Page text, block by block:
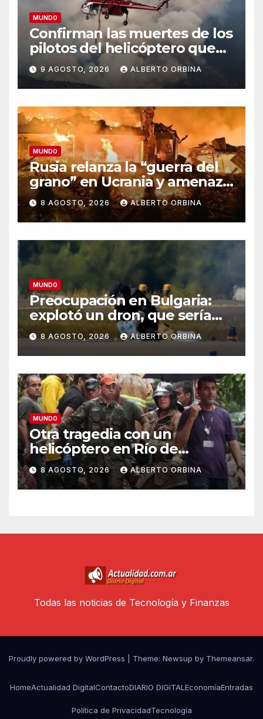
MUNDO
Confirman las muertes de los
pilotos del helicóptero que
quedó atrapado en medio
del incendio forestal, tras
estrellarse en Utah
9 AGOSTO, 2026 ALBERTO ORBINA
MUNDO
Rusia relanza la “guerra del
grano” en Ucrania y amenaza
el suministro global de
alimentos
8 AGOSTO, 2026 ALBERTO ORBINA
MUNDO
Preocupación en Bulgaria:
explotó un dron, que sería
ucraniano, cerca de un
gasoducto en la frontera con
Rumania
8 AGOSTO, 2026 ALBERTO ORBINA
MUNDO
Otra tragedia con un
helicóptero en Río de
Janeiro: murieron el piloto,
una abuela, su hija y la nieta
en un vuelo panorámico
8 AGOSTO, 2026 ALBERTO ORBINA
Todas las noticias de Tecnología y Finanzas
Proudly powered by WordPress Theme: Newsup by Themeansar.
HomeActualidad DigitalContactoDIARIO DIGITAL EconomíaEntradas
Política de PrivacidadTecnología